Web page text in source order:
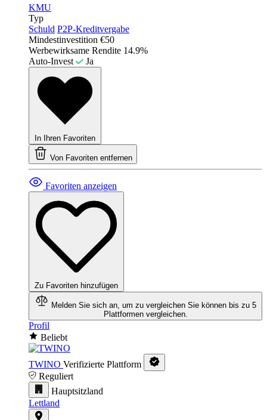
KMU
Typ
Schuld P2P-Kreditvergabe
Mindestinvestition €50
Werbewirksame Rendite 14.9%
Auto-Invest
Ja
In Ihren Favoriten
Von Favoriten entfernen
Favoriten anzeigen
Zu Favoriten hinzufügen
Melden Sie sich an, um zu vergleichen Sie können bis zu 5
Plattformen vergleichen.
Profil
Beliebt
TWINO Verifizierte Plattform
Reguliert
Hauptsitzland
Lettland